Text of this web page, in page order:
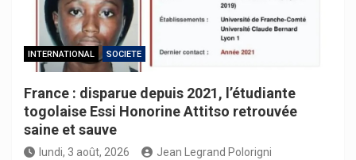
INTERNATIONAL SOCIETE
France : disparue depuis 2021, l’étudiante
togolaise Essi Honorine Attitso retrouvée
saine et sauve
lundi, 3 août, 2026 Jean Legrand Polorigni